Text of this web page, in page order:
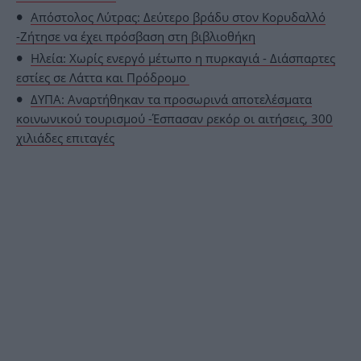
Απόστολος Λύτρας: Δεύτερο βράδυ στον Κορυδαλλό
-Ζήτησε να έχει πρόσβαση στη βιβλιοθήκη
Ηλεία: Χωρίς ενεργό μέτωπο η πυρκαγιά - Διάσπαρτες
εστίες σε Λάττα και Πρόδρομο
ΔΥΠΑ: Αναρτήθηκαν τα προσωρινά αποτελέσματα
κοινωνικού τουρισμού -Έσπασαν ρεκόρ οι αιτήσεις, 300
χιλιάδες επιταγές